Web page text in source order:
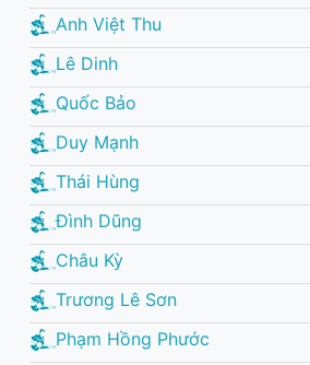
Anh Việt Thu
Lê Dinh
Quốc Bảo
Duy Mạnh
Thái Hùng
Đình Dũng
Châu Kỳ
Trương Lê Sơn
Phạm Hồng Phước